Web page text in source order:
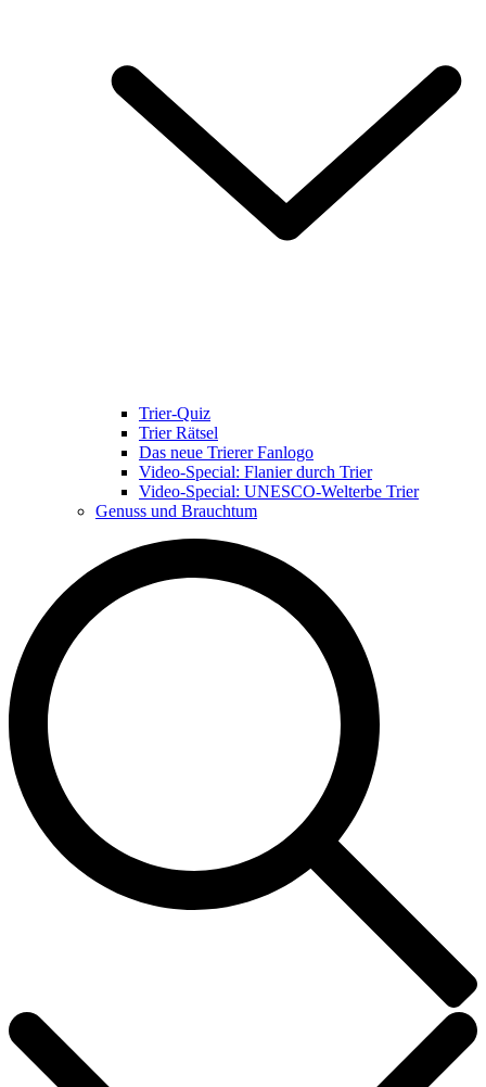
Trier-Quiz
Trier Rätsel
Das neue Trierer Fanlogo
Video-Special: Flanier durch Trier
Video-Special: UNESCO-Welterbe Trier
Genuss und Brauchtum